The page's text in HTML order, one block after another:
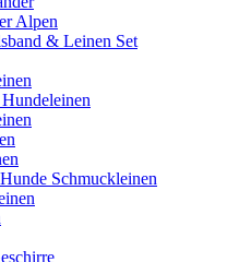
Alpen
& Leinen Set
Schmuckleinen